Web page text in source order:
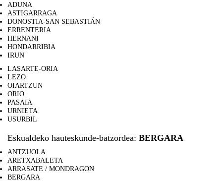
ADUNA
ASTIGARRAGA
DONOSTIA-SAN SEBASTIÁN
ERRENTERIA
HERNANI
HONDARRIBIA
IRUN
LASARTE-ORIA
LEZO
OIARTZUN
ORIO
PASAIA
URNIETA
USURBIL
Eskualdeko hauteskunde-batzordea: BERGARA
ANTZUOLA
ARETXABALETA
ARRASATE / MONDRAGON
BERGARA